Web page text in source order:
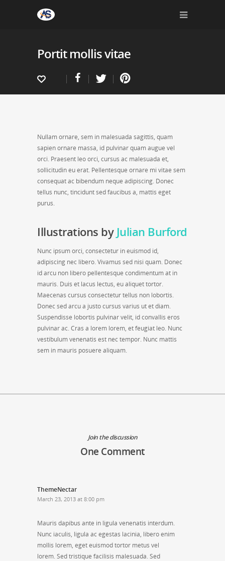
Portit mollis vitae
Nullam ornare, sem in malesuada sagittis, quam
sapien ornare massa, id pulvinar quam augue vel
orci. Praesent leo orci, cursus ac malesuada et,
sollicitudin eu erat. Pellentesque ornare mi vitae sem
consequat ac bibendum neque adipiscing. Donec
tellus nunc, tincidunt sed faucibus a, mattis eget
purus.
Illustrations by Julian Burford
Nunc ipsum orci, consectetur in euismod id,
adipiscing nec libero. Vivamus sed nisi quam. Donec
id arcu non libero pellentesque condimentum at in
mauris. Duis et lacus lectus, eu aliquet tortor.
Maecenas cursus consectetur tellus non lobortis.
Donec sed arcu a justo cursus varius ut et diam.
Suspendisse lobortis pulvinar velit, id convallis eros
pulvinar ac. Cras a lorem lorem, et feugiat leo. Nunc
vestibulum venenatis est nec tempor. Nunc mattis
sem in mauris posuere aliquam.
Join the discussion
One Comment
ThemeNectar
March 23, 2013 at 8:00 pm
Mauris dapibus ante in ligula venenatis interdum.
Nunc iaculis, ligula ac egestas lacinia, libero enim
mollis lorem, eget euismod tortor metus vel
lorem. Sed tristique facilisis malesuada. Sed